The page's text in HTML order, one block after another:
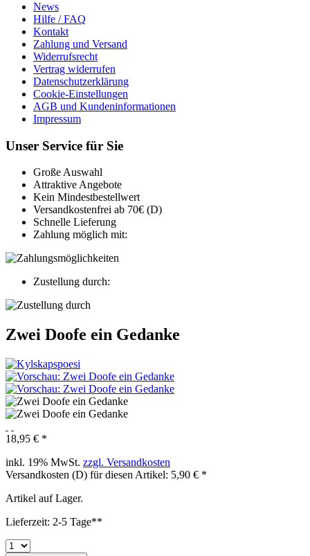
News
Hilfe / FAQ
Kontakt
Zahlung und Versand
Widerrufsrecht
Vertrag widerrufen
Datenschutzerklärung
Cookie-Einstellungen
AGB und Kundeninformationen
Impressum
Unser Service für Sie
Große Auswahl
Attraktive Angebote
Kein Mindestbestellwert
Versandkostenfrei ab 70€ (D)
Schnelle Lieferung
Zahlung möglich mit:
Zustellung durch:
Zwei Doofe ein Gedanke
18,95 € *
inkl. 19% MwSt. zzgl. Versandkosten
Versandkosten (D) für diesen Artikel: 5,90 € *
Artikel auf Lager.
Lieferzeit: 2-5 Tage**